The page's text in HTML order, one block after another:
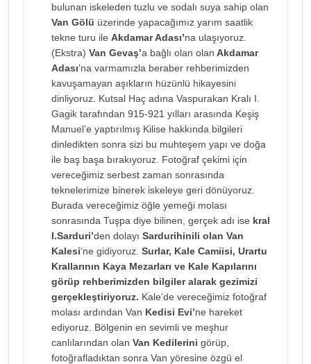
bulunan iskeleden tuzlu ve sodalı suya sahip olan
Van Gölü üzerinde yapacağımız yarım saatlik
tekne turu ile Akdamar Adası’na ulaşıyoruz.
(Ekstra) Van Gevaş’a bağlı olan olan Akdamar
Adası’na varmamızla beraber rehberimizden
kavuşamayan aşıkların hüzünlü hikayesini
dinliyoruz. Kutsal Haç adına Vaspurakan Kralı I.
Gagik tarafından 915-921 yılları arasında Keşiş
Manuel’e yaptırılmış Kilise hakkında bilgileri
dinledikten sonra sizi bu muhteşem yapı ve doğa
ile baş başa bırakıyoruz. Fotoğraf çekimi için
vereceğimiz serbest zaman sonrasında
teknelerimize binerek iskeleye geri dönüyoruz.
Burada vereceğimiz öğle yemeği molası
sonrasında Tuşpa diye bilinen, gerçek adı ise kral
I.Sarduri’den dolayı Sardurihinili olan Van
Kalesi’ne gidiyoruz. Surlar, Kale Camiisi, Urartu
Krallarının Kaya Mezarları ve Kale Kapılarını
görüp rehberimizden bilgiler alarak gezimizi
gerçekleştiriyoruz. Kale’de vereceğimiz fotoğraf
molası ardından Van Kedisi Evi’ne hareket
ediyoruz. Bölgenin en sevimli ve meşhur
canlılarından olan Van Kedilerini görüp,
fotoğrafladıktan sonra Van yöresine özgü el